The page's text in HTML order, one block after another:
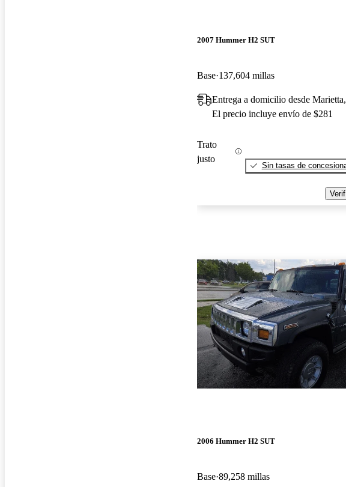
2007 Hummer H2 SUT
Base 137,604 millas
Entrega a domicilio desde
El precio incluye envío de $281
Trato
justo
Sin tasas de
2006 Hummer H2 SUT
Base 89,258 millas